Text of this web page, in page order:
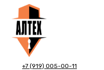
Перейти
содержимому
+7 (919) 005-00-11